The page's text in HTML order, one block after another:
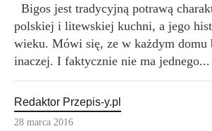
Bigos jest tradycyjną potrawą
polskiej i litewskiej kuchni, a jego
wieku. Mówi się, ze w każdym domu
inaczej. I faktycznie nie ma jednego...
Redaktor Przepis-y.pl
28 marca 2016